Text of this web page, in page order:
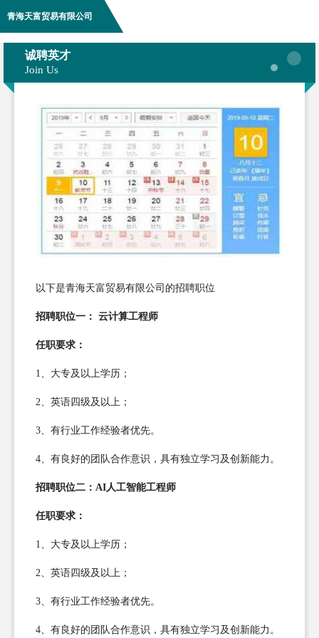
青海天富贸易有限公司
诚聘英才
Join Us
以下是青海天富贸易有限公司的招聘职位
招聘职位一： 云计算工程师
任职要求：
1、大专及以上学历；
2、英语四级及以上；
3、有行业工作经验者优先。
4、有良好的团队合作意识，具有独立学习及创新能力。
招聘职位二：AI人工智能工程师
任职要求：
1、大专及以上学历；
2、英语四级及以上；
3、有行业工作经验者优先。
4、有良好的团队合作意识，具有独立学习及创新能力。